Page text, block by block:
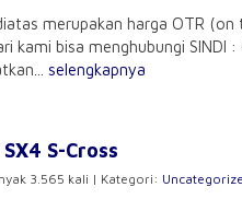
merupakan harga OTR
kami bisa menghubungi SINDI
selengkapnya
S-Cross
3.565 kali | Kategori: